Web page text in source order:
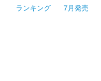
プレミアム
ランキング
7月発売